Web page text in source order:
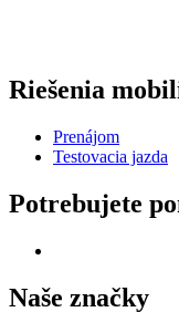
Riešenia
Prenájom
Testovacia jazda
Potrebujete
Naše značky